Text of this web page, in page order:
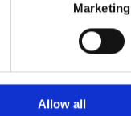
Marketing
Allow all